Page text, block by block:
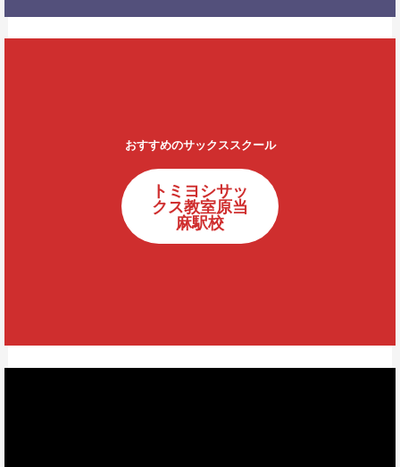
おすすめのサックススクール
トミヨシサッ
クス教室原当
麻駅校